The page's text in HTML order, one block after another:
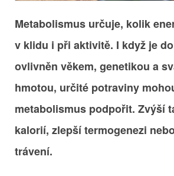
Metabolismus určuje, kolik
v klidu i při aktivitě. I když je
ovlivněn věkem, genetikou a
hmotou, určité potraviny
metabolismus podpořit. Zvýší
kalorií, zlepší termogenezi
trávení.